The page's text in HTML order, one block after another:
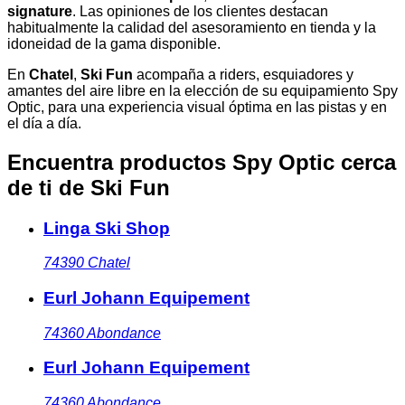
signature. Las opiniones de los clientes destacan
habitualmente la calidad del asesoramiento en tienda y la
idoneidad de la gama disponible.
En Chatel , Ski Fun acompaña a riders, esquiadores y
amantes del aire libre en la elección de su equipamiento Spy
Optic, para una experiencia visual óptima en las pistas y en
el día a día.
Encuentra productos Spy Optic cerca
de ti de Ski Fun
Linga Ski Shop
74390 Chatel
Eurl Johann Equipement
74360Abondance
Eurl Johann Equipement